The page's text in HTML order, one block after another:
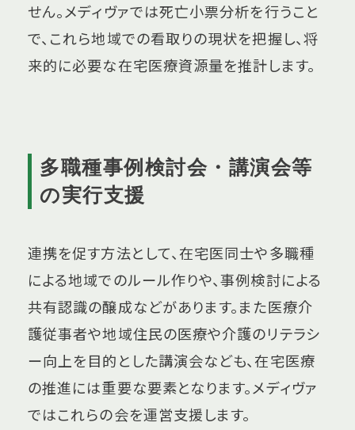
せん。メディヴァでは死亡小票分析を行うこと
で、これら地域での看取りの現状を把握し、将
来的に必要な在宅医療資源量を推計します。
多職種事例検討会・講演会等
の実行支援
連携を促す方法として、在宅医同士や多職種
による地域でのルール作りや、事例検討による
共有認識の醸成などがあります。また医療介
護従事者や地域住民の医療や介護のリテラシ
ー向上を目的とした講演会なども、在宅医療
の推進には重要な要素となります。メディヴァ
ではこれらの会を運営支援します。